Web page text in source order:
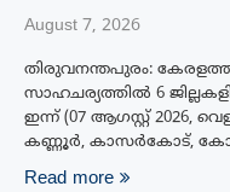
August 7, 2026
തിരുവനന്തപുരം:
സാഹചര്യത്തിൽ 6
ഇന്ന് (07 ആഗസ്റ്റ് 2026,
കണ്ണൂർ, കാസർകോട്,
Read more